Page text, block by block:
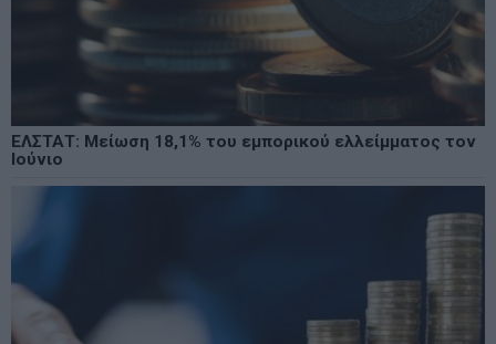
ΕΛΣΤΑΤ: Μείωση 18,1% του εμπορικού ελλείμματος τον
Ιούνιο